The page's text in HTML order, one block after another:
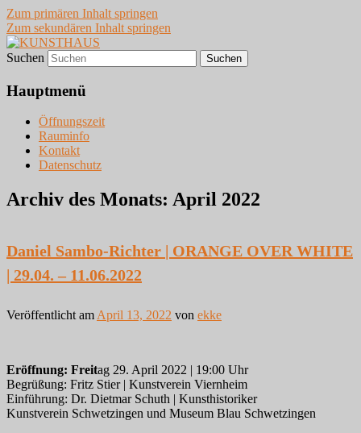
Zum primären Inhalt springen
Zum sekundären Inhalt springen
KUNSTHAUS
VIERNHEIM
Suchen
Hauptmenü
Öffnungszeit
Rauminfo
Kontakt
Datenschutz
Archiv des Monats: April 2022
Daniel Sambo-Richter | ORANGE OVER WHITE
| 29.04. – 11.06.2022
Veröffentlicht am April 13, 2022 von ekke
Eröffnung: Freitag 29. April 2022 | 19:00 Uhr
Begrüßung: Fritz Stier | Kunstverein Viernheim
Einführung: Dr. Dietmar Schuth | Kunsthistoriker
Kunstverein Schwetzingen und Museum Blau Schwetzingen